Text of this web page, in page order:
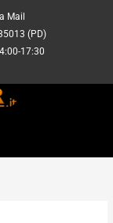
Mail
(PD)
17:30